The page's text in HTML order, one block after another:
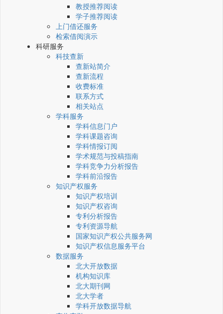
教授推荐阅读
学子推荐阅读
上门借还服务
检索借阅演示
科研服务
科技查新
查新站简介
查新流程
收费标准
联系方式
相关站点
学科服务
学科信息门户
学科课题咨询
学科情报订阅
学术规范与投稿指南
学科竞争力分析报告
学科前沿报告
知识产权服务
知识产权培训
知识产权咨询
专利分析报告
专利资源导航
国家知识产权公共服务网
知识产权信息服务平台
数据服务
北大开放数据
机构知识库
北大期刊网
北大学者
学科开放数据导航